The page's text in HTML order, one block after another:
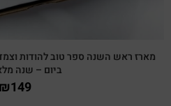
מארז ראש השנה ספר טוב להודות
ביום – שנה
₪149